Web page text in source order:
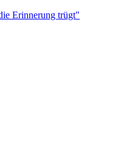
Erinnerung trügt"